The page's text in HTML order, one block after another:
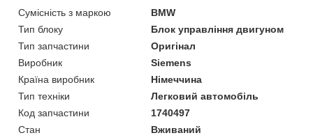
Сумісність з маркою
BMW
Тип блоку
Блок управління двигуном
Тип запчастини
Оригінал
Виробник
Siemens
Країна виробник
Німеччина
Тип техніки
Легковий автомобіль
Код запчастини
1740497
Стан
Вживаний